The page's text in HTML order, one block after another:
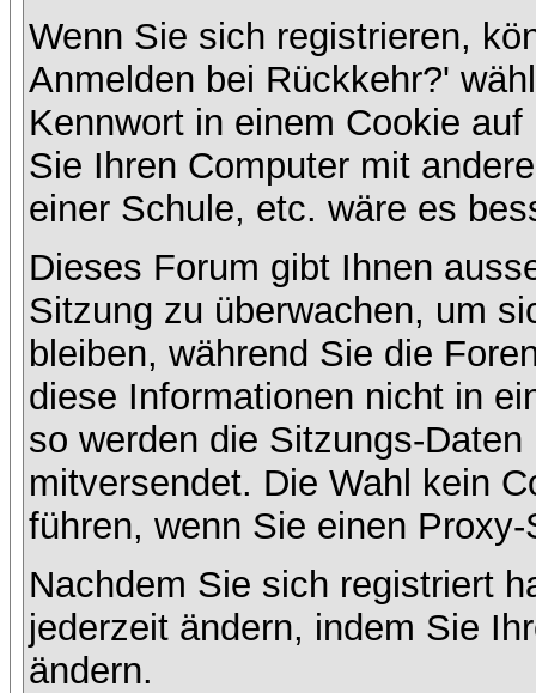
Wenn Sie sich registrieren,
Anmelden bei Rückkehr?'
Kennwort in einem Cookie
Sie Ihren Computer mit
einer Schule, etc. wäre es
Dieses Forum gibt Ihnen
Sitzung zu überwachen, um
bleiben, während Sie die
diese Informationen nicht in
so werden die Sitzungs-
mitversendet. Die Wahl kein
führen, wenn Sie einen
Nachdem Sie sich registriert
jederzeit ändern, indem Sie
ändern.